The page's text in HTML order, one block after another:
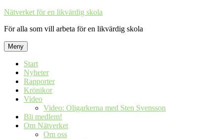
Hoppa
innehåll
Nätverket för en likvärdig skola
För alla som vill arbeta för en likvärdig skola
Meny
Start
Nyheter
Rapporter
Krönikor
Video
Video: Oligarkerna med Sten Svensson
Bli medlem!
Om Nätverket
Om oss